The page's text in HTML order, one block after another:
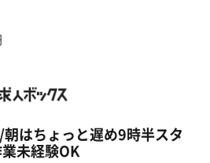
はちょっと遅め9時半スタ
未経験OK